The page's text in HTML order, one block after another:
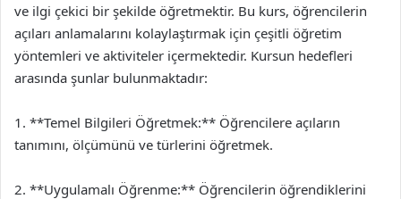
ve ilgi çekici bir şekilde öğretmektir. Bu kurs, öğrencilerin
açıları anlamalarını kolaylaştırmak için çeşitli öğretim
yöntemleri ve aktiviteler içermektedir. Kursun hedefleri
arasında şunlar bulunmaktadır:
1. **Temel Bilgileri Öğretmek:** Öğrencilere açıların
tanımını, ölçümünü ve türlerini öğretmek.
2. **Uygulamalı Öğrenme:** Öğrencilerin öğrendiklerini